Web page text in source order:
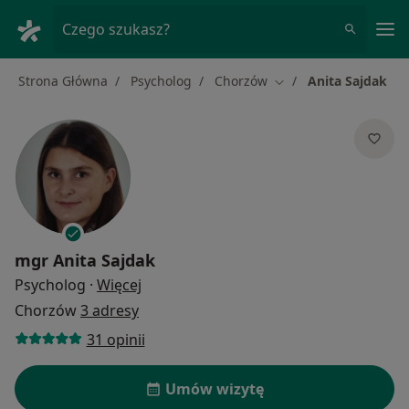
Czego szukasz?
Strona Główna Psycholog Chorzów Zmień miasto
Anita Sajdak
mgr Anita Sajdak
Psycholog · Więcej
Chorzów3 adresy
31 opinii
Umów wizytę